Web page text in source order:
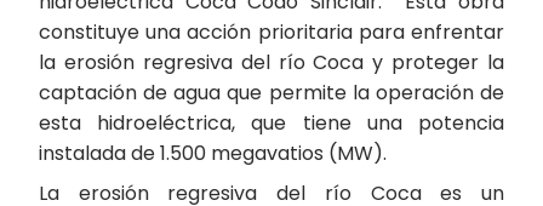
constituye una acción prioritaria para enfrentar
la erosión regresiva del río Coca y proteger la
captación de agua que permite la operación de
esta hidroeléctrica, que tiene una potencia
instalada de 1.500 megavatios (MW).
La erosión regresiva del río Coca es un